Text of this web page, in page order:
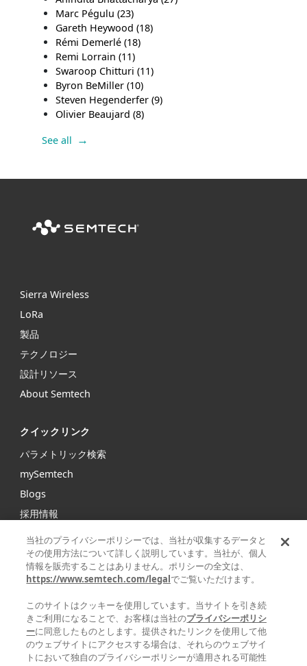
Marc Pégulu(23)
Gareth Heywood(18)
Rémi Demerlé(18)
Remi Lorrain(11)
Swaroop Chitturi(11)
Byron BeMiller(10)
Steven Hegenderfer(9)
Olivier Beaujard(8)
See all
Sierra Wireless
LoRa
製品
テクノロジー
設計リソース
About Semtech
クイックリンク
パラメトリック検索
mySemtech
Blogs
採用情報
お問い合わせ
Semtechは、インフラストラクチャ、ハイエンドコンシュー
マープロダクト、産業機器向けの高性能アナログ/ミックスド
シグナル半導体および高度アルゴリズムの大手グローバルサ
プライヤです。
FacebookTwitter
当社のプライバシーポリシーでは、当社が収集するデータと
その使用方法について詳しく説明しています。当社が、個人
情報を販売することはありません。ポリシーの全文は、
https://www.semtech.com/legalでご覧いただけます。
このサイトはクッキーを使用しています。当サイトを引き続
きご利用になることで、お客様は当社のプライバシーポリシ
ーに同意したものとします。提供されたリンクを使用して他
のウェブサイトにアクセスする場合は、それらのウェブサイ
トにおいて独自のプライバシーポリシーが適用される可能性